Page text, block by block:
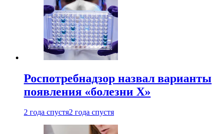
Роспотребнадзор назвал варианты
появления «болезни Х»
2 года спустя2 года спустя